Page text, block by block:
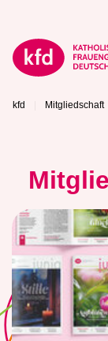
kfd Mitgliedschaft